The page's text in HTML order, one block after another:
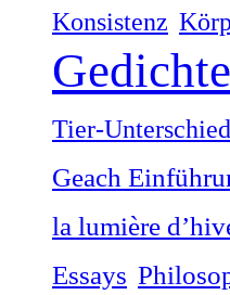
Konsistenz
Gedichte
Tier-Unterschied
Geach
la lumière
Essays